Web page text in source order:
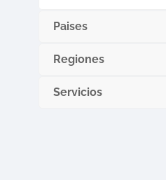
Paises
Regiones
Servicios